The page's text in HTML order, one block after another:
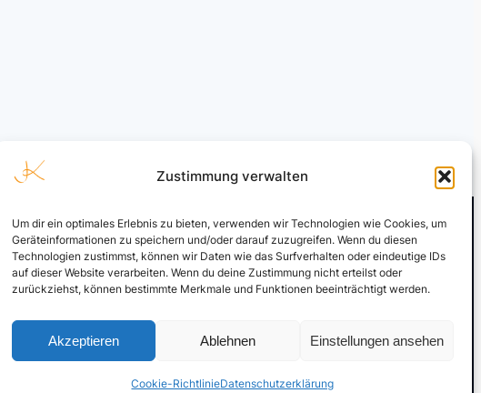
Zustimmung verwalten
Um dir ein optimales Erlebnis zu bieten, verwenden wir Technologien wie Cookies, um
Geräteinformationen zu speichern und/oder darauf zuzugreifen. Wenn du diesen
Technologien zustimmst, können wir Daten wie das Surfverhalten oder eindeutige IDs
auf dieser Website verarbeiten. Wenn du deine Zustimmung nicht erteilst oder
zurückziehst, können bestimmte Merkmale und Funktionen beeinträchtigt werden.
Akzeptieren Ablehnen Einstellungen ansehen
Cookie-RichtlinieDatenschutzerklärung
LinkedIn Profil